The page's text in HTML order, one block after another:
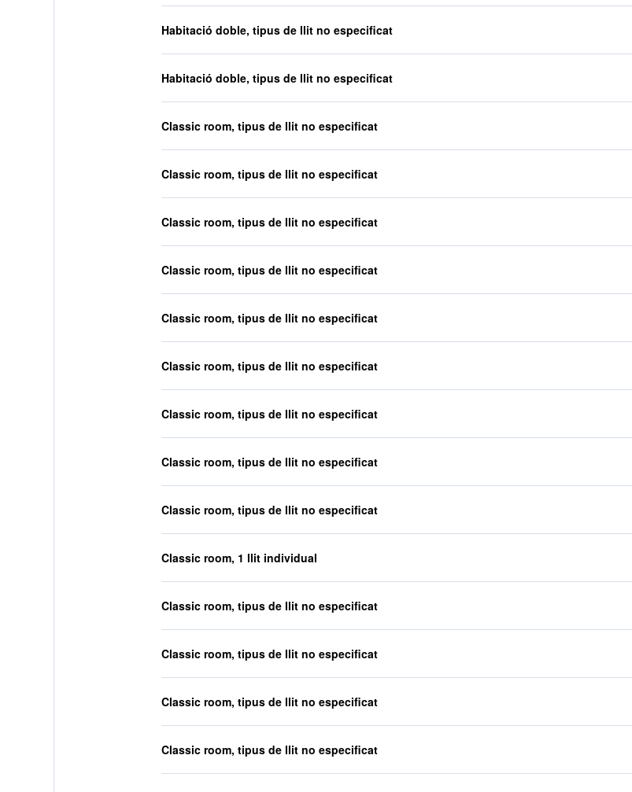
Habitació doble, tipus de llit no especificat
Habitació doble, tipus de llit no especificat
Classic room, tipus de llit no especificat
Classic room, tipus de llit no especificat
Classic room, tipus de llit no especificat
Classic room, tipus de llit no especificat
Classic room, tipus de llit no especificat
Classic room, tipus de llit no especificat
Classic room, tipus de llit no especificat
Classic room, tipus de llit no especificat
Classic room, tipus de llit no especificat
Classic room, 1 llit individual
Classic room, tipus de llit no especificat
Classic room, tipus de llit no especificat
Classic room, tipus de llit no especificat
Classic room, tipus de llit no especificat